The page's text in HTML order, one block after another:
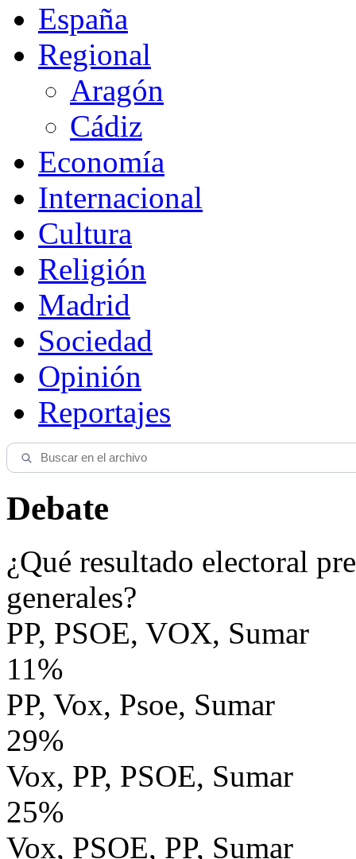
España
Regional
Aragón
Cádiz
Economía
Internacional
Cultura
Religión
Madrid
Sociedad
Opinión
Reportajes
Debate
¿Qué resultado electoral
generales?
PP, PSOE, VOX, Sumar
11%
PP, Vox, Psoe, Sumar
29%
Vox, PP, PSOE, Sumar
25%
Vox, PSOE, PP, Sumar